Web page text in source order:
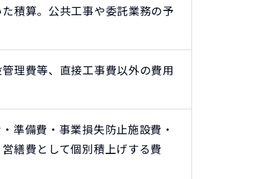
積算。公共工事や委託業務の予
理費等、直接工事費以外の費用
準備費・事業損失防止施設費・
繕費として個別積上げする費